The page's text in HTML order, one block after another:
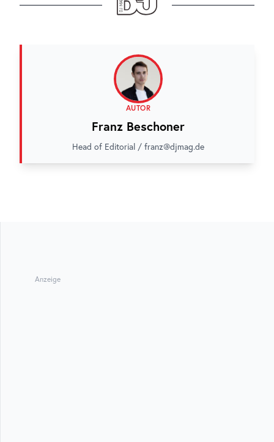
AUTOR
Franz Beschoner
Head of Editorial / franz@djmag.de
Anzeige